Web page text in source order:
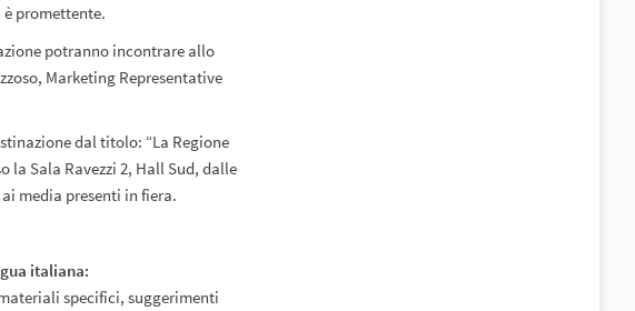
promettente.
potranno incontrare allo
Marketing Representative
dal titolo: “La Regione
la Sala Ravezzi 2, Hall Sud, dalle
media presenti in fiera.
italiana:
specifici, suggerimenti